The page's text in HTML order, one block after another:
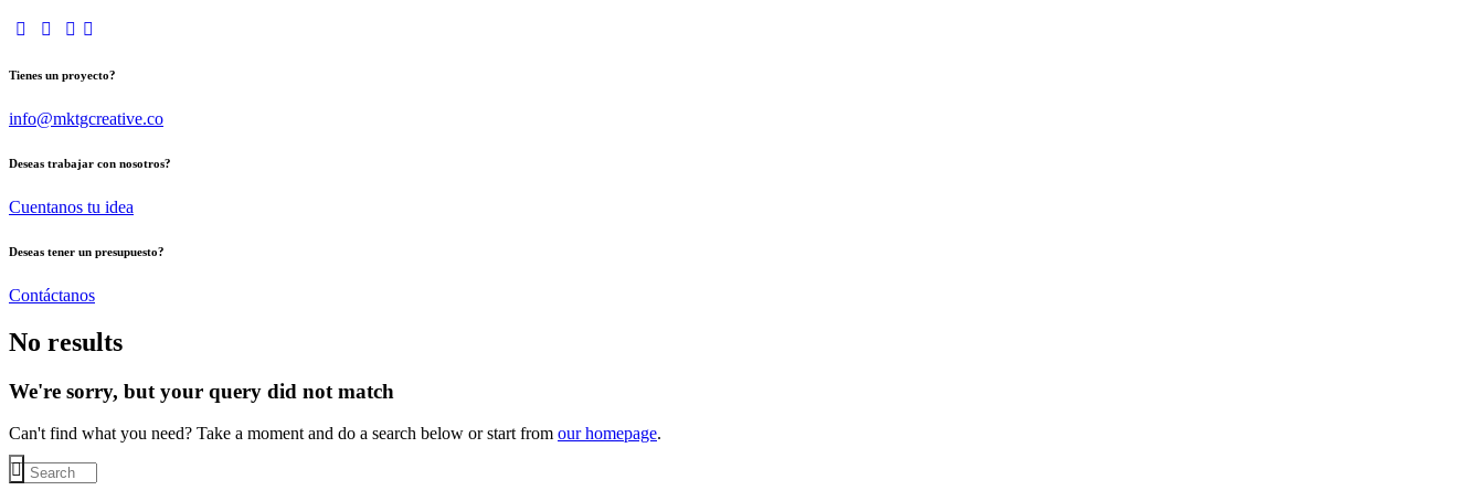
Tienes un proyecto?
info@mktgcreative.co
Deseas trabajar con nosotros?
Cuentanos tu idea
Deseas tener un presupuesto?
Contáctanos
No results
We're sorry, but your query did not match
Can't find what you need? Take a moment and do a search below or start from our homepage.